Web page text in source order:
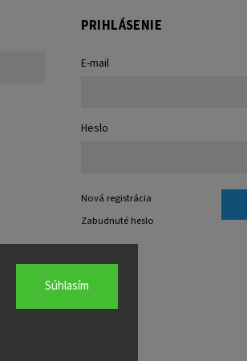
Súhlasím
PRIHLÁSENIE
E-mail
Heslo
Nová registrácia
Zabudnuté heslo